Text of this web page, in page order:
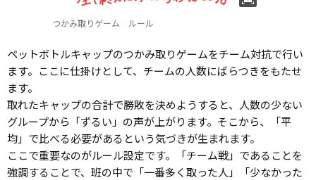
つかみ取りゲーム ルール
ペットボトルキャップのつかみ取りゲームをチーム対抗で行い
ます。ここに仕掛けとして、チームの人数にばらつきをもたせ
ます。
取れたキャップの合計で勝敗を決めようすると、人数の少ない
グループから「ずるい」の声が上がります。そこから、「平
均」で比べる必要があるという気づきが生まれます。
ここで重要なのがルール設定です。「チーム戦」であることを
強調することで、班の中で「一番多く取った人」「少なかった